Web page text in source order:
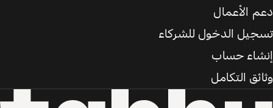
دعم الأعمال
تسجيل الدخول للشركاء
إنشاء حساب
وثائق التكامل